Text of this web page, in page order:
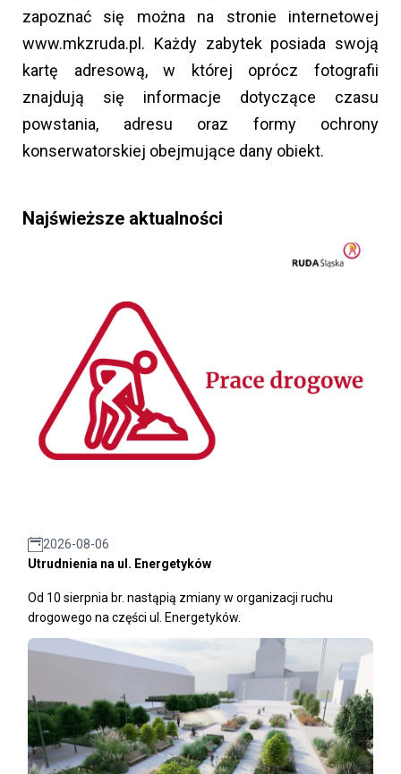
zapoznać się można na stronie internetowej
www.mkzruda.pl. Każdy zabytek posiada swoją
kartę adresową, w której oprócz fotografii
znajdują się informacje dotyczące czasu
powstania, adresu oraz formy ochrony
konserwatorskiej obejmujące dany obiekt.
Najświeższe aktualności
2026-08-06
Utrudnienia na ul. Energetyków
Od 10 sierpnia br. nastąpią zmiany w organizacji ruchu
drogowego na części ul. Energetyków.